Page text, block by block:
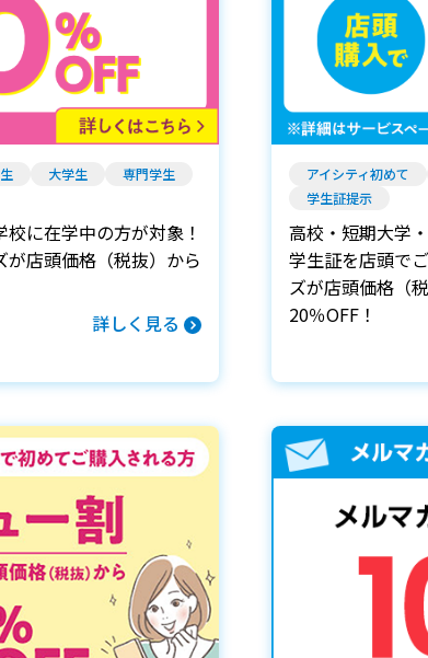
大学生 専門学生
に在学中の方が対象！
店頭価格（税抜）から
詳しく見る
アイシティ初めて
学生証提示
高校・短期大学
学生証を店頭で
ズが店頭価格（
20％OFF！